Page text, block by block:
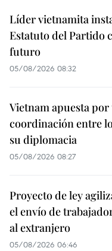
Líder vietnamita
Estatuto del Partido
futuro
05/08/2026 08:32
Vietnam apuesta
coordinación entre
su diplomacia
05/08/2026 08:27
Proyecto de ley
el envío de
al extranjero
05/08/2026 06:46